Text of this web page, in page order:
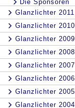
Die Sponsoren
Glanzlichter 2011
Glanzlichter 2010
Glanzlichter 2009
Glanzlichter 2008
Glanzlichter 2007
Glanzlichter 2006
Glanzlichter 2005
Glanzlichter 2004